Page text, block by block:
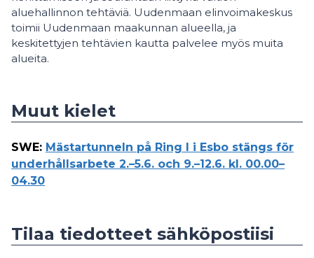
aluehallinnon tehtäviä. Uudenmaan elinvoimakeskus
toimii Uudenmaan maakunnan alueella, ja
keskitettyjen tehtävien kautta palvelee myös muita
alueita.
Muut kielet
SWE: Mästartunneln på Ring I i Esbo stängs för
underhållsarbete 2.–5.6. och 9.–12.6. kl. 00.00–
04.30
Tilaa tiedotteet sähköpostiisi